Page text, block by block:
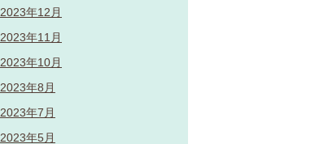
2023年12月
2023年11月
2023年10月
2023年8月
2023年7月
2023年5月